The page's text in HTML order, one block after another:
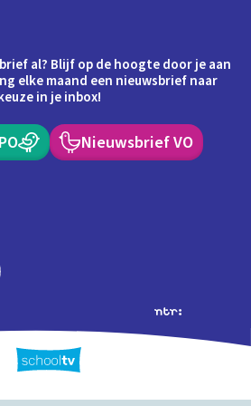
al? Blijf op de hoogte door je aan
elke maand een nieuwsbrief naar
in je inbox!
Nieuwsbrief VO